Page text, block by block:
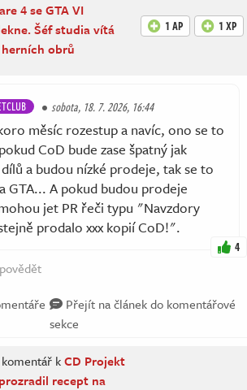
4 se GTA VI
Šéf studia vítá
obrů
1 AP 1 XP
sobota, 18. 7. 2026, 16:44
měsíc rozestup a navíc, ono se to
CoD bude zase špatný jak
a budou nízké prodeje, tak se to
GTA... A pokud budou prodeje
jet PR řeči typu "Navzdory
prodalo xxx kopií CoD!".
4
Přejít na článek do komentářové
sekce
komentář kCD Projekt
recept na